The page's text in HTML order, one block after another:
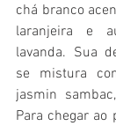
chá branco
laranjeira e
lavanda. Sua
se mistura
jasmin
Para chegar ao